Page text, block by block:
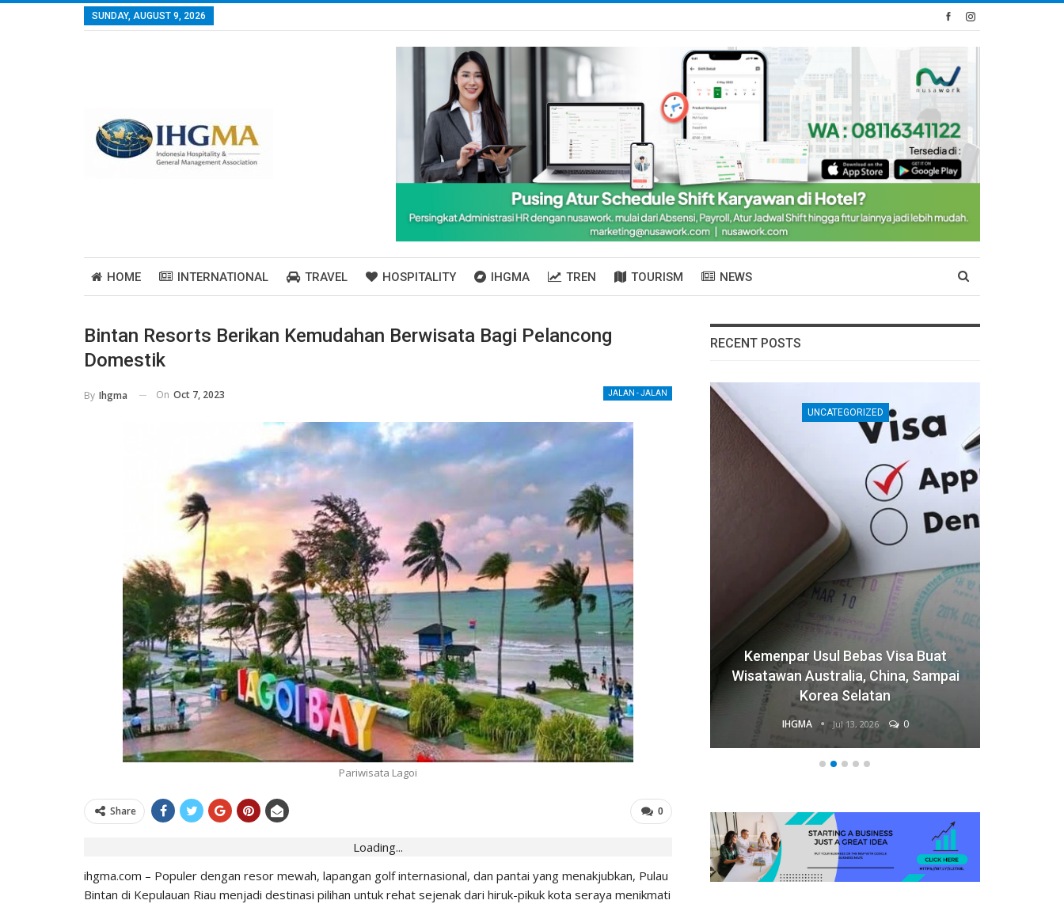
SUNDAY, AUGUST 9, 2026
HOME INTERNATIONAL TRAVEL HOSPITALITY IHGMA TREN TOURISM NEWS
Bintan Resorts Berikan Kemudahan Berwisata Bagi Pelancong
Domestik
JALAN - JALAN
By Ihgma On Oct 7, 2023
Pariwisata Lagoi
0
Share
Loading...
ihgma.com – Populer dengan resor mewah, lapangan golf internasional, dan pantai yang menakjubkan, Pulau
Bintan di Kepulauan Riau menjadi destinasi pilihan untuk rehat sejenak dari hiruk-pikuk kota seraya menikmati
RECENT POSTS
Libur Sekolah Bareng Keluarga, Hotel
Ini Tawarkan Paket Mulai Rp 199 Ribu
IHGMA Jul 9, 2026 0
Permintaan Turis Asing Meningkat,
Pemesanan Hotel Diperkirakan Pulih
September
IHGMA Jul 13, 2026 0
UNCATEGORIZED
Kemenpar Usul Bebas Visa Buat
Wisatawan Australia, China, Sampai
Korea Selatan
IHGMA Jul 13, 2026 0